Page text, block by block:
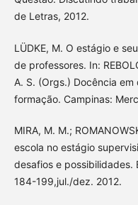
de Letras, 2012.
LÜDKE, M. O estágio e
de professores. In:
A. S. (Orgs.) Docência
formação. Campinas:
MIRA, M. M.;
escola no estágio
desafios e possibilidades.
184-199,jul./dez. 2012.